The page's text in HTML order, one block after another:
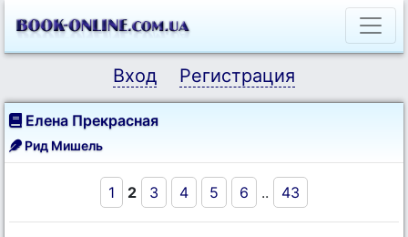
Вход Регистрация
Елена Прекрасная
Рид Мишель
1 2 3 4 5 6 .. 43